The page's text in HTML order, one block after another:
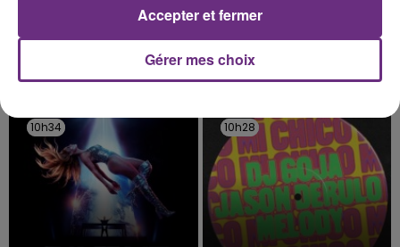
Soiree Mondaine I Just Might
10h34
10h34 10h28
10h28
Gérer mes choix
Accepter et fermer